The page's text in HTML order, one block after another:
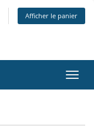
Afficher le panier
la